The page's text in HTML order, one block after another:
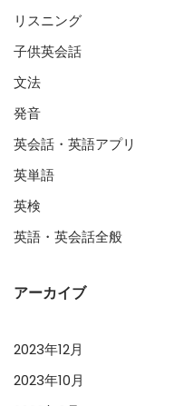
リスニング
子供英会話
文法
発音
英会話・英語アプリ
英単語
英検
英語・英会話全般
アーカイブ
2023年12月
2023年10月